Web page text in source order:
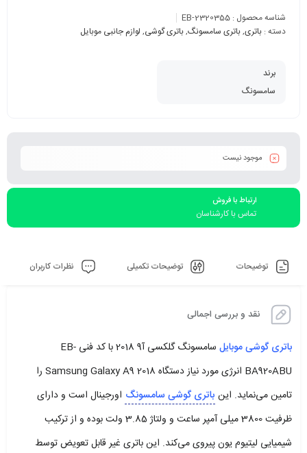
شناسه محصول : EB-2320355
دسته : باتری,باتری سامسونگ,باتری گوشی, لوازم جانبی موبایل
برند
سامسونگ
موجود نیست
ارتباط با فروش
تماس با کارشناسان
توضیحات توضیحات تکمیلی نظرات کاربران
نقد و بررسی اجمالی
باتری گوشی موبایل
سامسونگ گلکسی آ9 2018 با کد فنی EB-
BA920ABU انرژی مورد نیاز دستگاه Samsung Galaxy A9 2018 را
تامین می‌نماید. این باتری گوشی سامسونگ اورجینال است و دارای
ظرفیت 3800 میلی آمپر ساعت و ولتاژ 3.85 ولت بوده و از ترکیب
شیمیایی لیتیوم یون پیروی می‌کند. این باتری غیر قابل تعویض توسط